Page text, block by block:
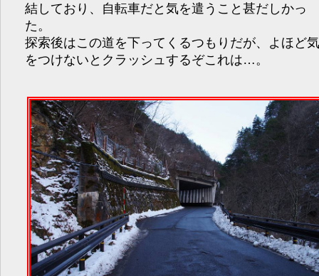
結しており、自転車だと気を遣うこと甚だしかっ
た。
探索後はこの道を下ってくるつもりだが、よほど
をつけないとクラッシュするぞこれは…。